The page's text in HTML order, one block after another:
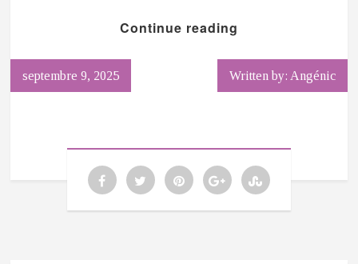
Continue reading
septembre 9, 2025 Written by: Angénic